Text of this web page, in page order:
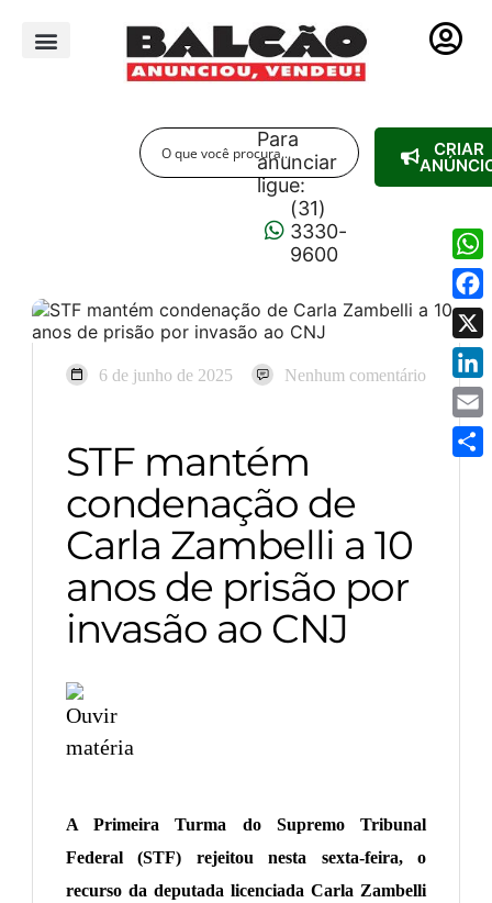
Para
anunciar
ligue:
(31)
3330-
9600
CRIAR
6 de junho de 2025 Nenhum comentário
STF mantém
condenação de
Carla Zambelli a 10
anos de prisão por
invasão ao CNJ
A Primeira Turma do Supremo Tribunal
Federal (STF) rejeitou nesta sexta-feira, o
recurso da deputada licenciada Carla Zambelli
X